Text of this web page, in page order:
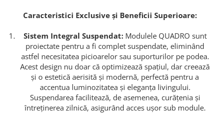
Caracteristici Exclusive și Beneficii Superioare:
Sistem Integral Suspendat:Modulele QUADRO sunt
proiectate pentru a fi complet suspendate, eliminând
astfel necesitatea picioarelor sau suporturilor pe podea.
Acest design nu doar că optimizează spațiul, dar creează
și o estetică aerisită și modernă, perfectă pentru a
accentua luminozitatea și eleganța livingului.
Suspendarea facilitează, de asemenea, curățenia și
întreținerea zilnică, asigurând acces ușor sub module.